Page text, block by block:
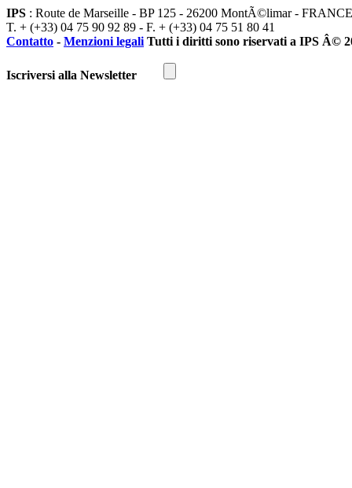
IPS : Route de Marseille - BP 125 - 26200 MontÃ©limar - FRANCE
T. + (+33) 04 75 90 92 89 - F. + (+33) 04 75 51 80 41
Contatto - Menzioni legali Tutti i diritti sono riservati a IPS Â©
Iscriversi alla Newsletter